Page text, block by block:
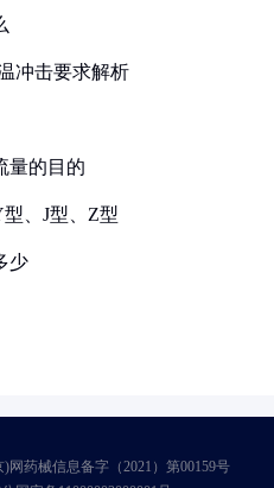
冲击要求解析
量的目的
、J型、Z型
少
药械信息备字（2021）第00159号